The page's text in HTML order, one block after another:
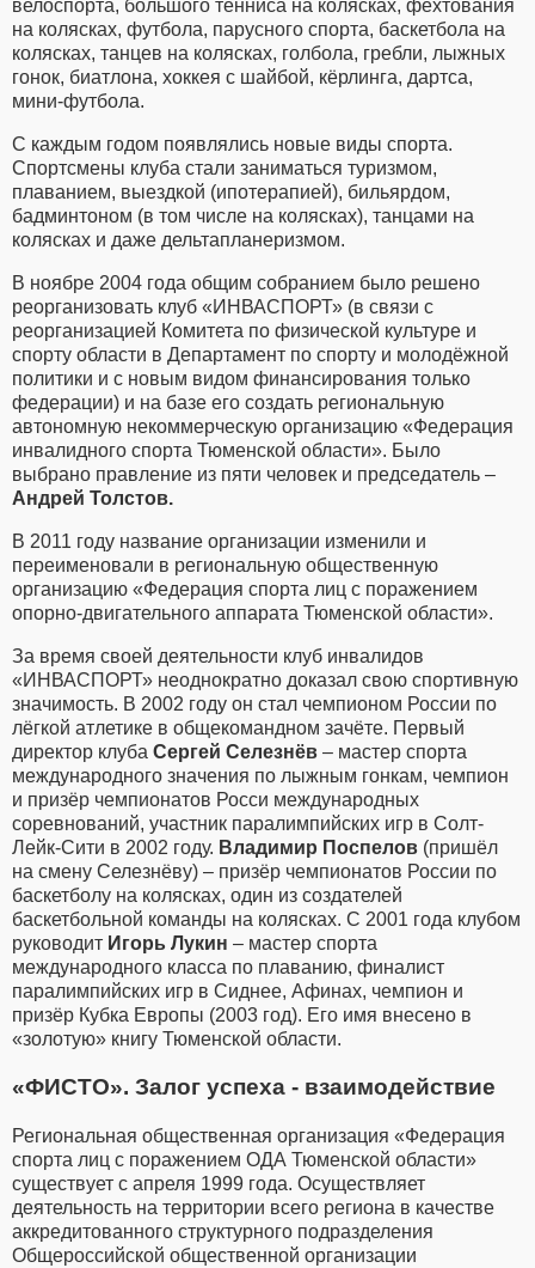
велоспорта, большого тенниса на колясках, фехтования
на колясках, футбола, парусного спорта, баскетбола на
колясках, танцев на колясках, голбола, гребли, лыжных
гонок, биатлона, хоккея с шайбой, кёрлинга, дартса,
мини-футбола.
С каждым годом появлялись новые виды спорта.
Спортсмены клуба стали заниматься туризмом,
плаванием, выездкой (ипотерапией), бильярдом,
бадминтоном (в том числе на колясках), танцами на
колясках и даже дельтапланеризмом.
В ноябре 2004 года общим собранием было решено
реорганизовать клуб «ИНВАСПОРТ» (в связи с
реорганизацией Комитета по физической культуре и
спорту области в Департамент по спорту и молодёжной
политики и с новым видом финансирования только
федерации) и на базе его создать региональную
автономную некоммерческую организацию «Федерация
инвалидного спорта Тюменской области». Было
выбрано правление из пяти человек и председатель –
Андрей Толстов.
В 2011 году название организации изменили и
переименовали в региональную общественную
организацию «Федерация спорта лиц с поражением
опорно-двигательного аппарата Тюменской области».
За время своей деятельности клуб инвалидов
«ИНВАСПОРТ» неоднократно доказал свою спортивную
значимость. В 2002 году он стал чемпионом России по
лёгкой атлетике в общекомандном зачёте. Первый
директор клуба Сергей Селезнёв – мастер спорта
международного значения по лыжным гонкам, чемпион
и призёр чемпионатов Росси международных
соревнований, участник паралимпийских игр в Солт-
Лейк-Сити в 2002 году. Владимир Поспелов (пришёл
на смену Селезнёву) – призёр чемпионатов России по
баскетболу на колясках, один из создателей
баскетбольной команды на колясках. С 2001 года клубом
руководит Игорь Лукин – мастер спорта
международного класса по плаванию, финалист
паралимпийских игр в Сиднее, Афинах, чемпион и
призёр Кубка Европы (2003 год). Его имя внесено в
«золотую» книгу Тюменской области.
«ФИСТО». Залог успеха - взаимодействие
Региональная общественная организация «Федерация
спорта лиц с поражением ОДА Тюменской области»
существует с апреля 1999 года. Осуществляет
деятельность на территории всего региона в качестве
аккредитованного структурного подразделения
Общероссийской общественной организации